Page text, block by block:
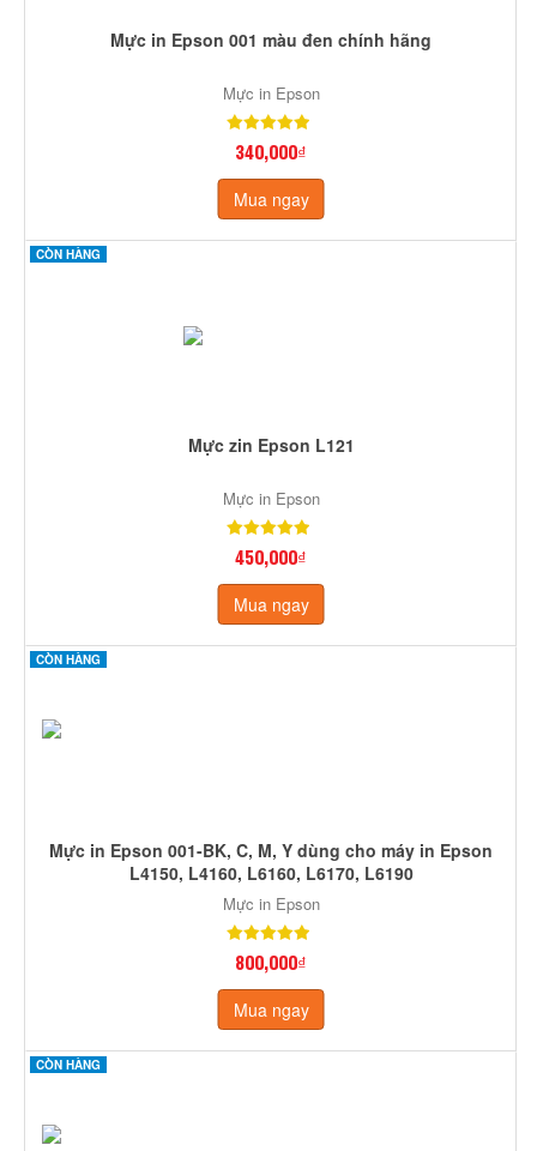
Mực in Epson 001 màu đen chính hãng
Mực in Epson
340,000₫
Mua ngay
CÒN HÀNG
Mực zin Epson L121
Mực in Epson
450,000₫
Mua ngay
CÒN HÀNG
Mực in Epson 001-BK, C, M, Y dùng cho máy in Epson
L4150, L4160, L6160, L6170, L6190
Mực in Epson
800,000₫
Mua ngay
CÒN HÀNG